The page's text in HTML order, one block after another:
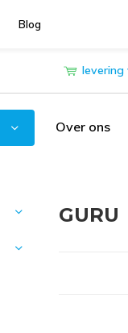
Blog
levering
Over ons
GURU